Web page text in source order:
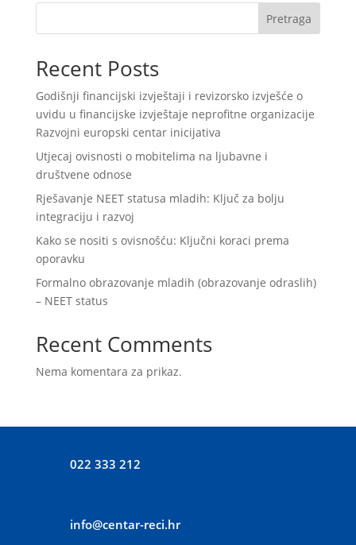
Pretraga
Recent Posts
Godišnji financijski izvještaji i revizorsko izvješće o
uvidu u financijske izvještaje neprofitne organizacije
Razvojni europski centar inicijativa
Utjecaj ovisnosti o mobitelima na ljubavne i
društvene odnose
Rješavanje NEET statusa mladih: Ključ za bolju
integraciju i razvoj
Kako se nositi s ovisnošću: Ključni koraci prema
oporavku
Formalno obrazovanje mladih (obrazovanje odraslih)
– NEET status
Recent Comments
Nema komentara za prikaz.
022 333 212
info@centar-reci.hr